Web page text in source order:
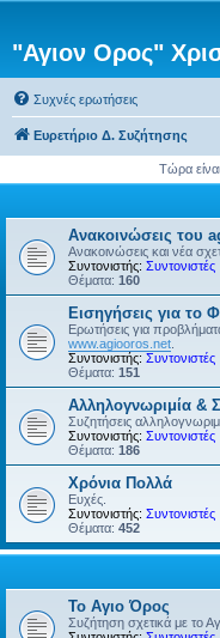
"Αγιον Ορος"
Συχνές ερωτήσεις
Ευρετήριο Δ. Συζήτησης
Τώρα
Ανακοινώσεις του
Ανακοινώσεις και νέα
Συντονιστής: Συντονιστές
Θέματα: 160
Εισηγήσεις για το
Ερωτήσεις για
www.agiooros.net
Συντονιστής: Συντονιστές
Θέματα: 151
Αλληλογνωριμία &
Συζητήσεις
Συντονιστής: Συντονιστές
Θέματα: 186
Χρόνια Πολλά
Ευχές.
Συντονιστής: Συντονιστές
Θέματα: 452
Το Αγιο Όρος
Συζήτηση σχετικά με το